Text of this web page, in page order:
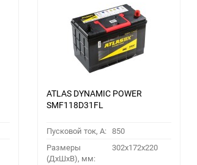
ATLAS DYNAMIC POWER
SMF118D31FL
Пусковой ток, A: 850
Размеры
(ДхШхВ), мм:
302x172x220